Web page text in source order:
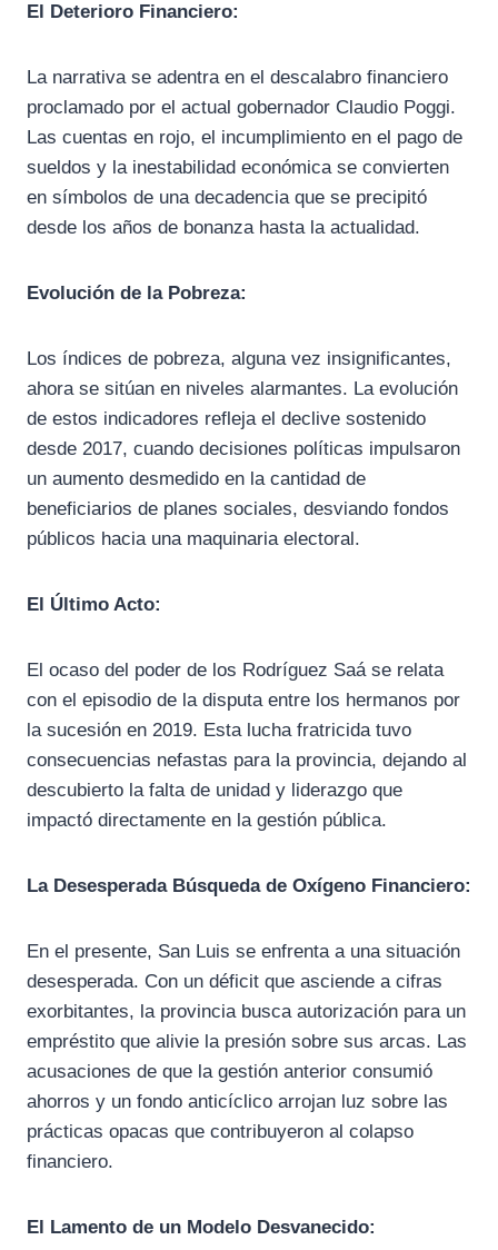
El Deterioro Financiero:
La narrativa se adentra en el descalabro financiero
proclamado por el actual gobernador Claudio Poggi.
Las cuentas en rojo, el incumplimiento en el pago de
sueldos y la inestabilidad económica se convierten
en símbolos de una decadencia que se precipitó
desde los años de bonanza hasta la actualidad.
Evolución de la Pobreza:
Los índices de pobreza, alguna vez insignificantes,
ahora se sitúan en niveles alarmantes. La evolución
de estos indicadores refleja el declive sostenido
desde 2017, cuando decisiones políticas impulsaron
un aumento desmedido en la cantidad de
beneficiarios de planes sociales, desviando fondos
públicos hacia una maquinaria electoral.
El Último Acto:
El ocaso del poder de los Rodríguez Saá se relata
con el episodio de la disputa entre los hermanos por
la sucesión en 2019. Esta lucha fratricida tuvo
consecuencias nefastas para la provincia, dejando al
descubierto la falta de unidad y liderazgo que
impactó directamente en la gestión pública.
La Desesperada Búsqueda de Oxígeno Financiero:
En el presente, San Luis se enfrenta a una situación
desesperada. Con un déficit que asciende a cifras
exorbitantes, la provincia busca autorización para un
empréstito que alivie la presión sobre sus arcas. Las
acusaciones de que la gestión anterior consumió
ahorros y un fondo anticíclico arrojan luz sobre las
prácticas opacas que contribuyeron al colapso
financiero.
El Lamento de un Modelo Desvanecido: